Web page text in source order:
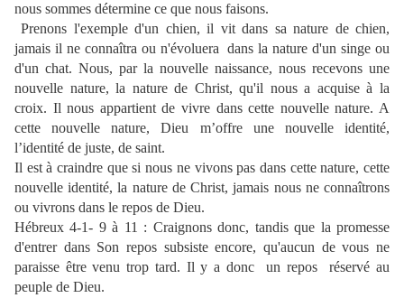
nous sommes détermine ce que nous faisons.
Prenons l'exemple d'un chien, il vit dans sa nature de chien,
jamais il ne connaîtra ou n'évoluera dans la nature d'un singe ou
d'un chat. Nous, par la nouvelle naissance, nous recevons une
nouvelle nature, la nature de Christ, qu'il nous a acquise à la
croix. Il nous appartient de vivre dans cette nouvelle nature. A
cette nouvelle nature, Dieu m’offre une nouvelle identité,
l’identité de juste, de saint.
Il est à craindre que si nous ne vivons pas dans cette nature, cette
nouvelle identité, la nature de Christ, jamais nous ne connaîtrons
ou vivrons dans le repos de Dieu.
Hébreux 4-1- 9 à 11 : Craignons donc, tandis que la promesse
d'entrer dans Son repos subsiste encore, qu'aucun de vous ne
paraisse être venu trop tard. Il y a donc
un repos
réservé au
peuple de Dieu.